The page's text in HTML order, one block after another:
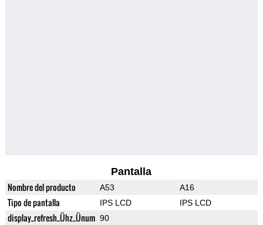
Pantalla
Nombre del producto A53 A16
Tipo de pantalla IPS LCD IPS LCD
display_refresh_Ühz_Ünum 90